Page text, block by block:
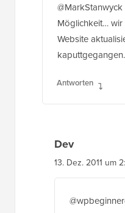
Möglichkeit…
Website
kaputtgegangen.
Antworten
Dev
13. Dez. 2011 um